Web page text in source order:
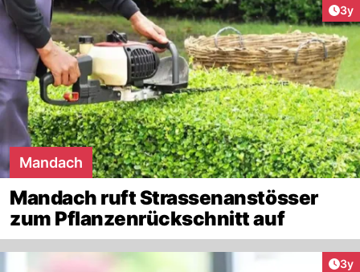
3y
Mandach
Mandach ruft Strassenanstösser
zum Pflanzenrückschnitt auf
3y